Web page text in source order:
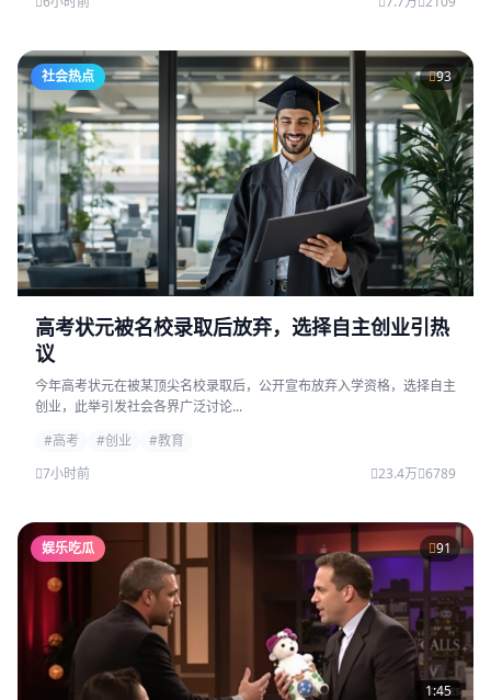
社会热点 93
高考状元被名校录取后放弃，选择自主创业引热
议
今年高考状元在被某顶尖名校录取后，公开宣布放弃入学资格，选择自主
创业，此举引发社会各界广泛讨论...
#高考
#创业
#教育
7小时前
23.4万 6789
娱乐吃瓜 91
1:45